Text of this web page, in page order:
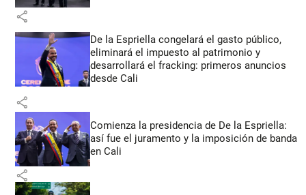
share
De la Espriella congelará el gasto público,
eliminará el impuesto al patrimonio y
desarrollará el fracking: primeros anuncios
desde Cali
share
Comienza la presidencia de De la Espriella:
así fue el juramento y la imposición de banda
en Cali
share